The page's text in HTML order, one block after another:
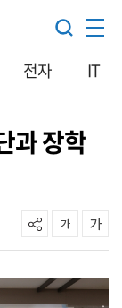
전자 IT
과 장학